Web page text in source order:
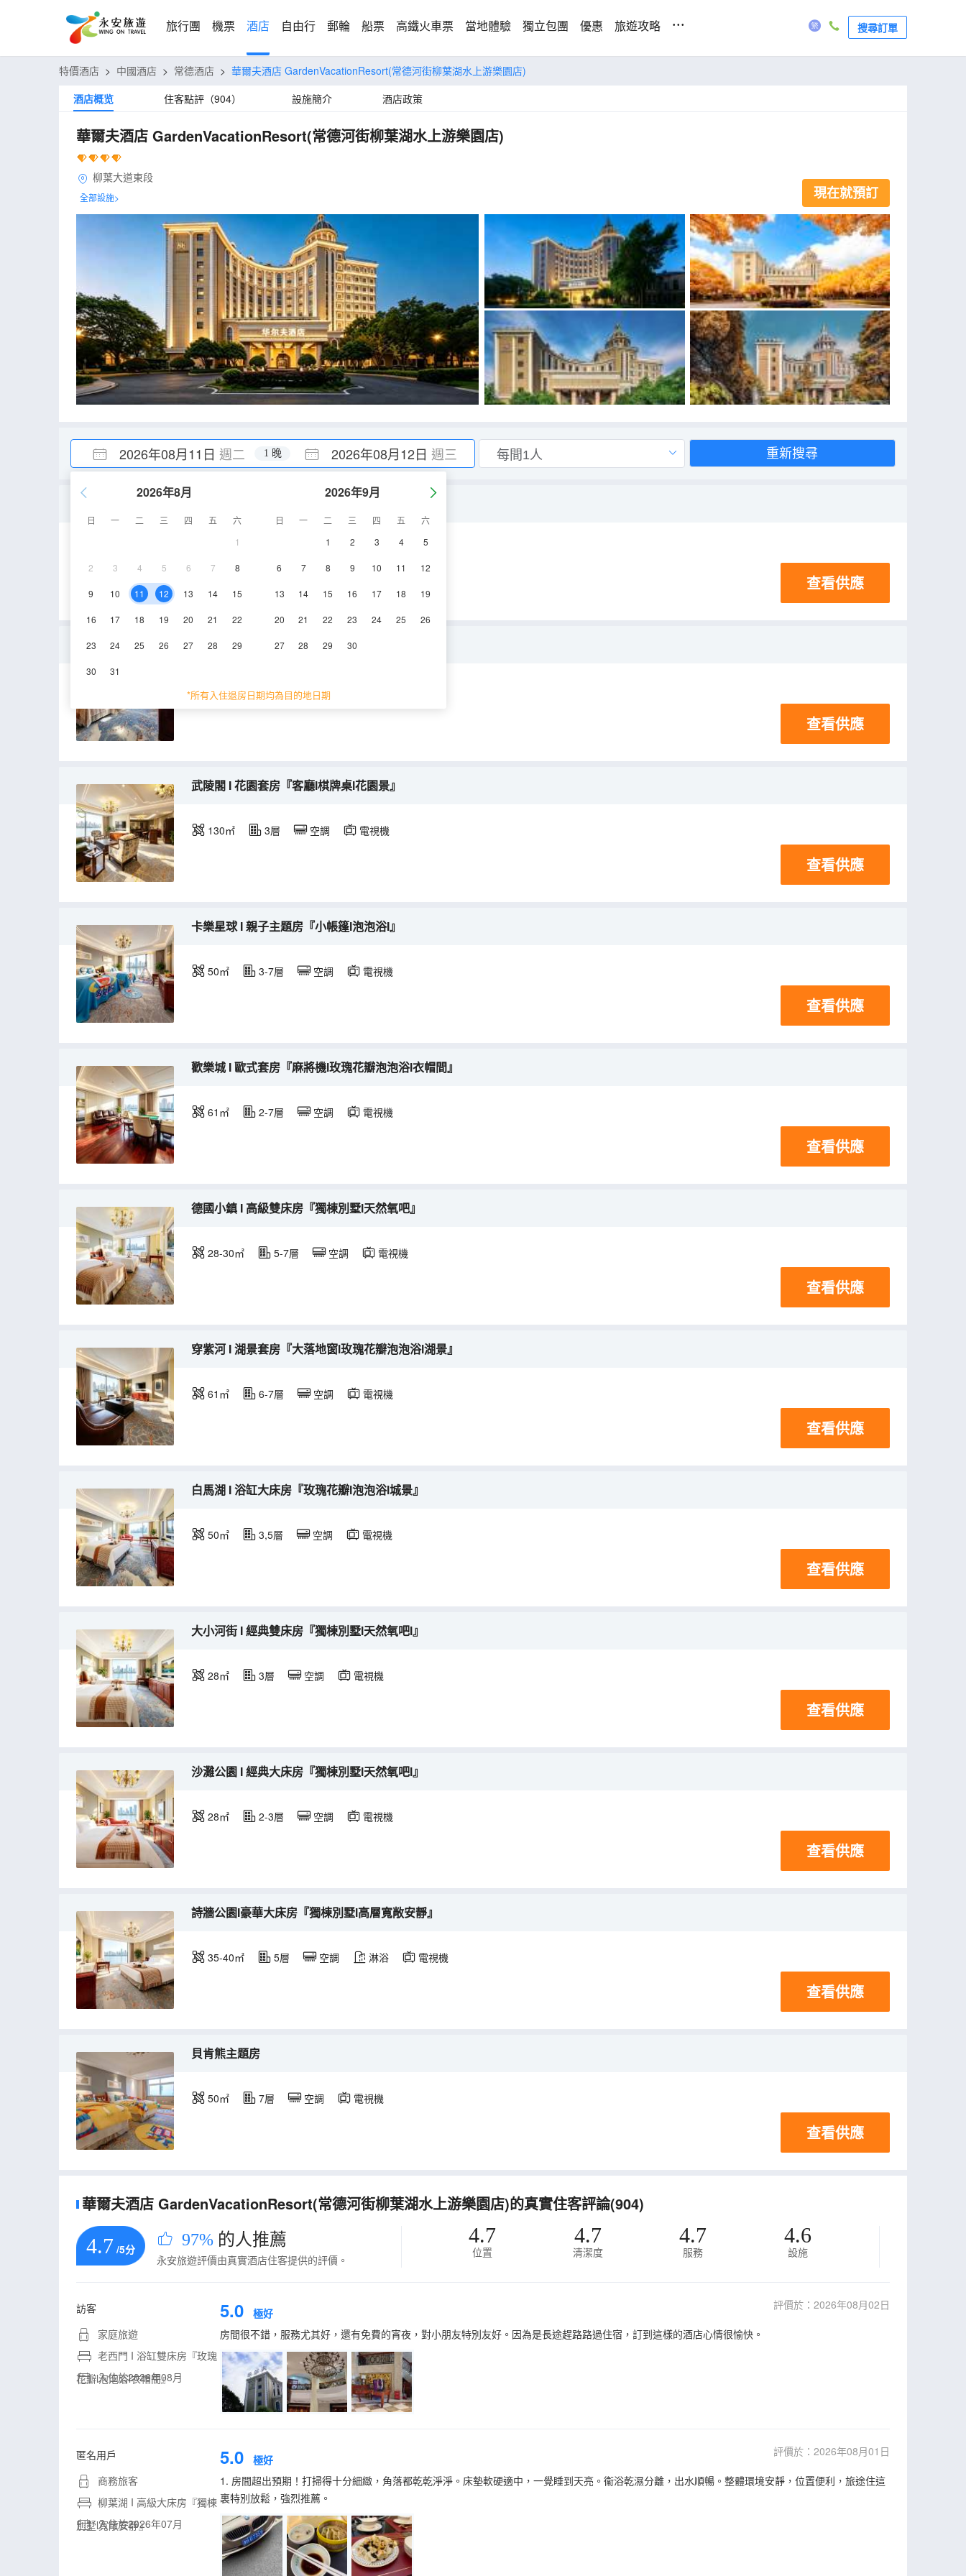
旅行團 機票 酒店 自由行 郵輪 船票 高鐵火車票 當地體驗 獨立包團 優惠 旅遊攻略 ... 搜尋訂單
特價酒店 > 中國酒店 > 常德酒店 > 華爾夫酒店 GardenVacationResort(常德河街柳葉湖水上游樂園店)
酒店概览
住客點評（904） 設施簡介 酒店政策
華爾夫酒店 GardenVacationResort(常德河街柳葉湖水上游樂園店)
柳葉大道東段
全部設施> 現在就預訂
2026年08月11日 週二 2026年08月12日 週三
1 晚
2026年8月
日 一 二 三 四 五
六
1
2 3 4 5 6 7 8
9 10 11 12 13 14 15
16 17 18 19 20 21 22
23 24 25 26 27 28 29
30 31
2026年9月
日 一 二 三 四 五
六
1
2 3 4 5
6 7 8 9 10 11 12
13 14 15 16 17 18 19
20 21 22 23 24 25 26
27 28 29 30
*所有入住退房日期均為目的地日期
重新搜尋
柳葉湖 I 高級大床房『獨棟別墅l寬敞安靜』
30-35㎡ 空調 電視機
查看供應
老西門 I 浴缸雙床房『玫瑰花瓣l泡泡浴l衣帽間』
45-50㎡ 2-7層 空調
查看供應
武陵閣 I 花園套房『客廳l棋牌桌l花園景』
130㎡ 3層 空調 電視機
查看供應
卡樂星球 I 親子主題房『小帳篷l泡泡浴I』
50㎡ 3-7層 空調 電視機
查看供應
歡樂城 I 歐式套房『麻將機l玫瑰花瓣泡泡浴l衣帽間』
61㎡ 2-7層 空調 電視機
查看供應
德國小鎮 I 高級雙床房『獨棟別墅l天然氧吧』
28-30㎡ 5-7層 空調 電視機
查看供應
穿紫河 I 湖景套房『大落地窗l玫瑰花瓣泡泡浴l湖景』
61㎡ 6-7層 空調 電視機
查看供應
白馬湖 I 浴缸大床房『玫瑰花瓣l泡泡浴l城景』
50㎡ 3,5層 空調 電視機
查看供應
大小河街 I 經典雙床房『獨棟別墅l天然氧吧l』
28㎡ 3層 空調 電視機
查看供應
沙灘公園 I 經典大床房『獨棟別墅l天然氧吧l』
28㎡ 2-3層 空調 電視機
查看供應
詩牆公園I豪華大床房『獨棟別墅l高層寬敞安靜』
35-40㎡ 5層 空調 淋浴 電視機
查看供應
貝肯熊主題房
50㎡ 7層 空調 電視機
查看供應
華爾夫酒店 GardenVacationResort(常德河街柳葉湖水上游樂園店)的真實住客評論(904)
4.7 /5分 97% 的人推薦
永安旅遊評價由真實酒店住客提供的評價。
4.7
位置
4.7
清潔度
4.7
服務
4.6
設施
訪客
家庭旅遊
老西門 I 浴缸雙床房『玫瑰
花瓣l泡泡浴l衣帽間』
入住於2026年08月
5.0 極好
評價於：2026年08月02日
房間很不錯，服務尤其好，還有免費的宵夜，對小朋友特別友好。因為是長途趕路路過住宿，訂到這樣的酒店心情很愉快。
匿名用戶
商務旅客
柳葉湖 I 高級大床房『獨棟
別墅l寬敞安靜』
入住於2026年07月
5.0 極好
評價於：2026年08月01日
1. 房間超出預期！打掃得十分細緻，角落都乾乾淨淨。床墊軟硬適中，一覺睡到天亮。衞浴乾濕分離，出水順暢。整體環境安靜，位置便利，旅途住這
裏特別放鬆，強烈推薦。